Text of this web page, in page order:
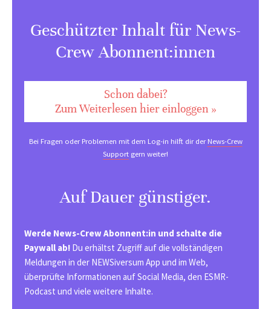
Geschützter Inhalt für News-
Crew Abonnent:innen
Schon dabei?
Zum Weiterlesen hier einloggen »
Bei Fragen oder Problemen mit dem Log-in hilft dir derNews-Crew
Support gern weiter!
Auf Dauer günstiger.
Werde News-Crew Abonnent:in und schalte die
Paywall ab! Du erhältst Zugriff auf die vollständigen
Meldungen in der NEWSiversum App und im Web,
überprüfte Informationen auf Social Media, den ESMR-
Podcast und viele weitere Inhalte.